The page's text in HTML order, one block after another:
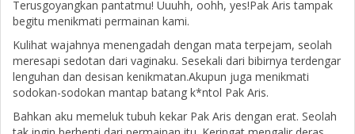
Terusgoyangkan pantatmu! Uuuhh, oohh, yes!Pak Aris tampak
begitu menikmati permainan kami.
Kulihat wajahnya menengadah dengan mata terpejam, seolah
meresapi sedotan dari vaginaku. Sesekali dari bibirnya terdengar
lenguhan dan desisan kenikmatan.Akupun juga menikmati
sodokan-sodokan mantap batang k*ntol Pak Aris.
Bahkan aku memeluk tubuh kekar Pak Aris dengan erat. Seolah